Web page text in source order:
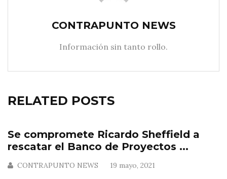
CONTRAPUNTO NEWS
Información sin tanto rollo.
RELATED POSTS
Se compromete Ricardo Sheffield a
rescatar el Banco de Proyectos ...
CONTRAPUNTO NEWS 19 mayo, 2021